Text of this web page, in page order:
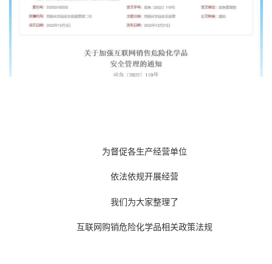
为督促各生产经营单位
依法依规开展经营
我们为大家整理了
互联网购销危险化学品相关政策法规